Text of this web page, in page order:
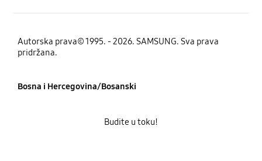
Autorska prava© 1995. - 2026. SAMSUNG. Sva prava
pridržana.
Bosna i Hercegovina/Bosanski
Budite u toku!